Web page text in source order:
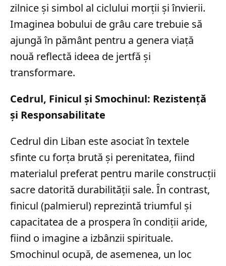
zilnice și simbol al ciclului morții și învierii.
Imaginea bobului de grâu care trebuie să
ajungă în pământ pentru a genera viață
nouă reflectă ideea de jertfă și
transformare.
Cedrul, Finicul și Smochinul: Rezistență
și Responsabilitate
Cedrul din Liban este asociat în textele
sfinte cu forța brută și perenitatea, fiind
materialul preferat pentru marile construcții
sacre datorită durabilității sale. În contrast,
finicul (palmierul) reprezintă triumful și
capacitatea de a prospera în condiții aride,
fiind o imagine a izbânzii spirituale.
Smochinul ocupă, de asemenea, un loc